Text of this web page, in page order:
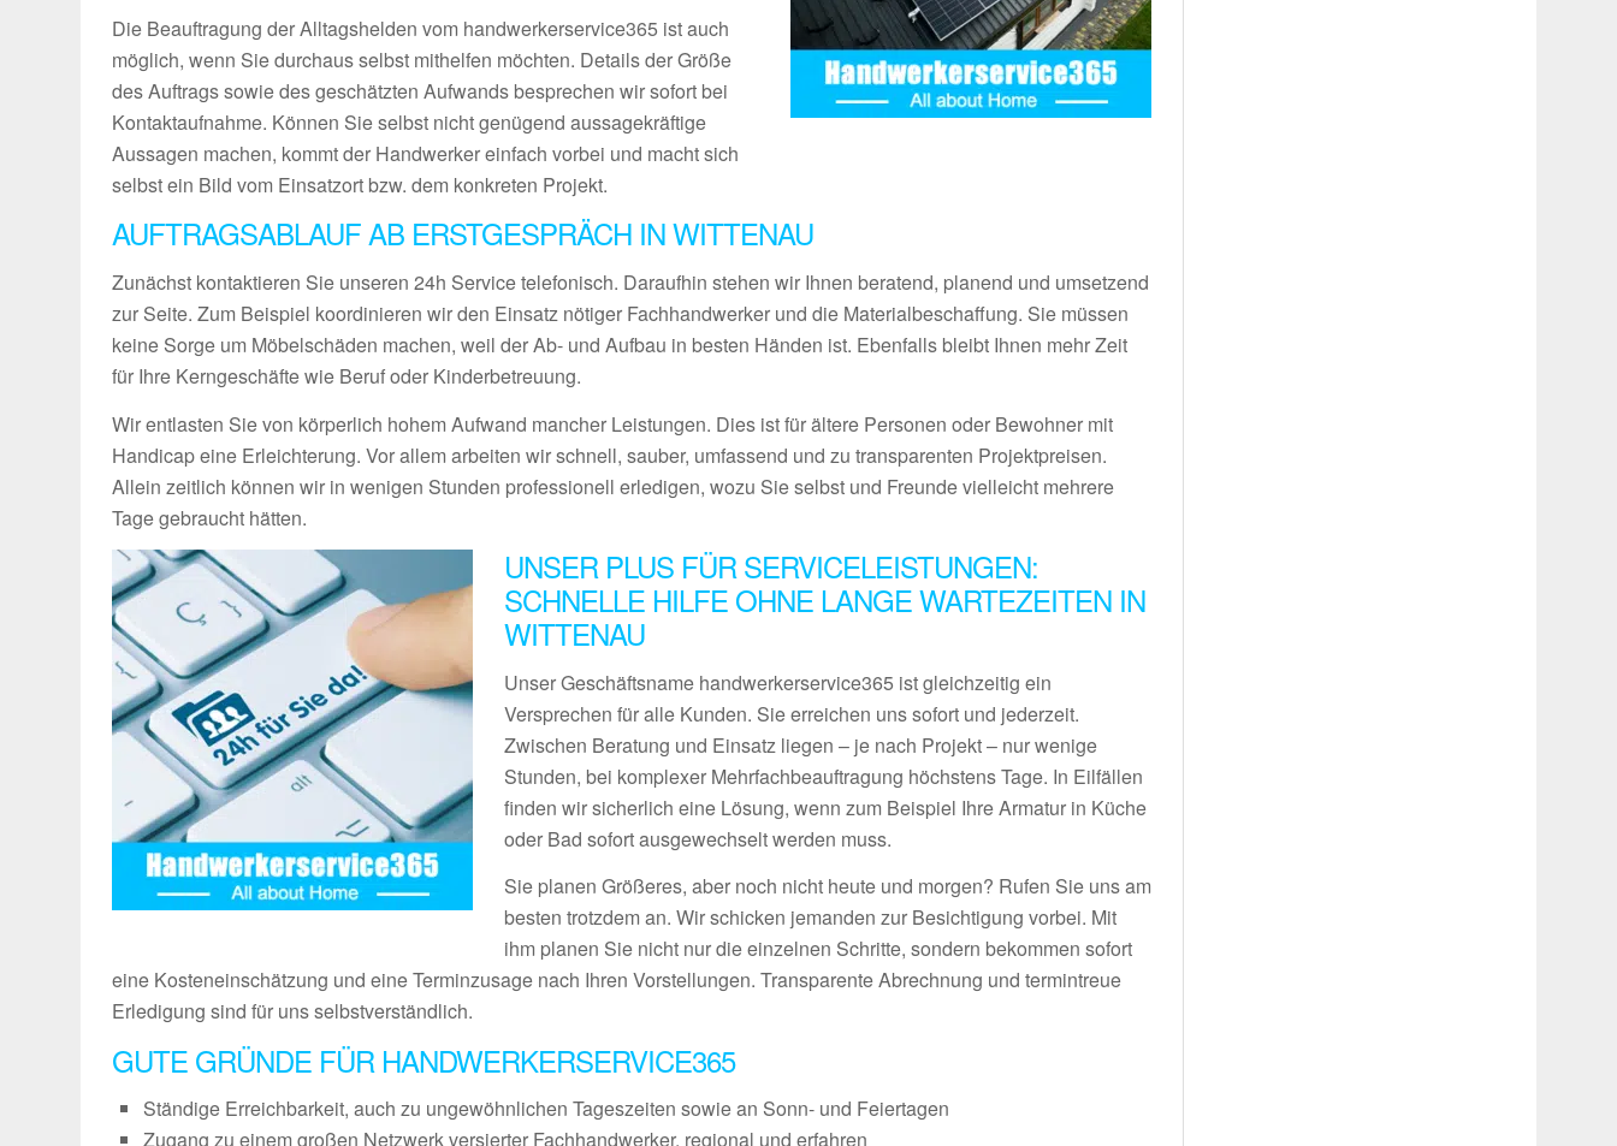
Die Beauftragung der Alltagshelden vom handwerkerservice365 ist auch
möglich, wenn Sie durchaus selbst mithelfen möchten. Details der Größe
des Auftrags sowie des geschätzten Aufwands besprechen wir sofort bei
Kontaktaufnahme. Können Sie selbst nicht genügend aussagekräftige
Aussagen machen, kommt der Handwerker einfach vorbei und macht sich
selbst ein Bild vom Einsatzort bzw. dem konkreten Projekt.
AUFTRAGSABLAUF AB ERSTGESPRÄCH IN WITTENAU
Zunächst kontaktieren Sie unseren 24h Service telefonisch. Daraufhin stehen wir Ihnen beratend, planend und umsetzend
zur Seite. Zum Beispiel koordinieren wir den Einsatz nötiger Fachhandwerker und die Materialbeschaffung. Sie müssen
keine Sorge um Möbelschäden machen, weil der Ab- und Aufbau in besten Händen ist. Ebenfalls bleibt Ihnen mehr Zeit
für Ihre Kerngeschäfte wie Beruf oder Kinderbetreuung.
Wir entlasten Sie von körperlich hohem Aufwand mancher Leistungen. Dies ist für ältere Personen oder Bewohner mit
Handicap eine Erleichterung. Vor allem arbeiten wir schnell, sauber, umfassend und zu transparenten Projektpreisen.
Allein zeitlich können wir in wenigen Stunden professionell erledigen, wozu Sie selbst und Freunde vielleicht mehrere
Tage gebraucht hätten.
UNSER PLUS FÜR SERVICELEISTUNGEN:
SCHNELLE HILFE OHNE LANGE WARTEZEITEN IN
WITTENAU
Unser Geschäftsname handwerkerservice365 ist gleichzeitig ein
Versprechen für alle Kunden. Sie erreichen uns sofort und jederzeit.
Zwischen Beratung und Einsatz liegen – je nach Projekt – nur wenige
Stunden, bei komplexer Mehrfachbeauftragung höchstens Tage. In Eilfällen
finden wir sicherlich eine Lösung, wenn zum Beispiel Ihre Armatur in Küche
oder Bad sofort ausgewechselt werden muss.
Sie planen Größeres, aber noch nicht heute und morgen? Rufen Sie uns am
besten trotzdem an. Wir schicken jemanden zur Besichtigung vorbei. Mit
ihm planen Sie nicht nur die einzelnen Schritte, sondern bekommen sofort
eine Kosteneinschätzung und eine Terminzusage nach Ihren Vorstellungen. Transparente Abrechnung und termintreue
Erledigung sind für uns selbstverständlich.
GUTE GRÜNDE FÜR HANDWERKERSERVICE365
Ständige Erreichbarkeit, auch zu ungewöhnlichen Tageszeiten sowie an Sonn- und Feiertagen
Zugang zu einem großen Netzwerk versierter Fachhandwerker, regional und erfahren